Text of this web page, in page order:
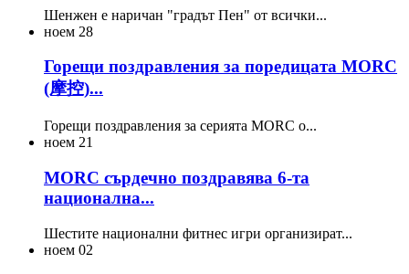
Шенжен е наричан "градът Пен" от всички...
ноем 28
Горещи поздравления за поредицата MORC
(摩控)...
Горещи поздравления за серията MORC o...
ноем 21
MORC сърдечно поздравява 6-та
национална...
Шестите национални фитнес игри организират...
ноем 02